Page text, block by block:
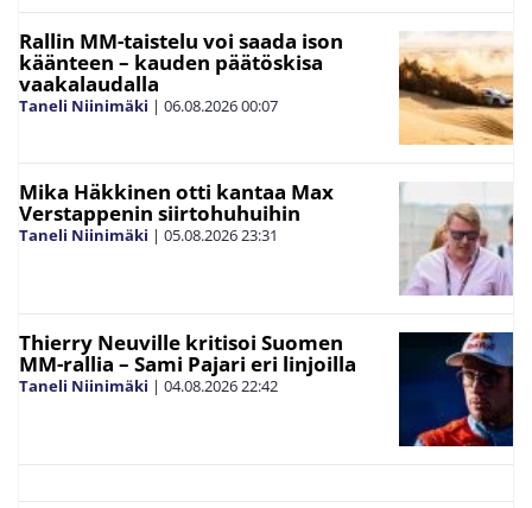
Rallin MM-taistelu voi saada ison
käänteen – kauden päätöskisa
vaakalaudalla
Taneli Niinimäki | 06.08.202600:07
Mika Häkkinen otti kantaa Max
Verstappenin siirtohuhuihin
Taneli Niinimäki | 05.08.202623:31
Thierry Neuville kritisoi Suomen
MM-rallia – Sami Pajari eri linjoilla
Taneli Niinimäki | 04.08.202622:42